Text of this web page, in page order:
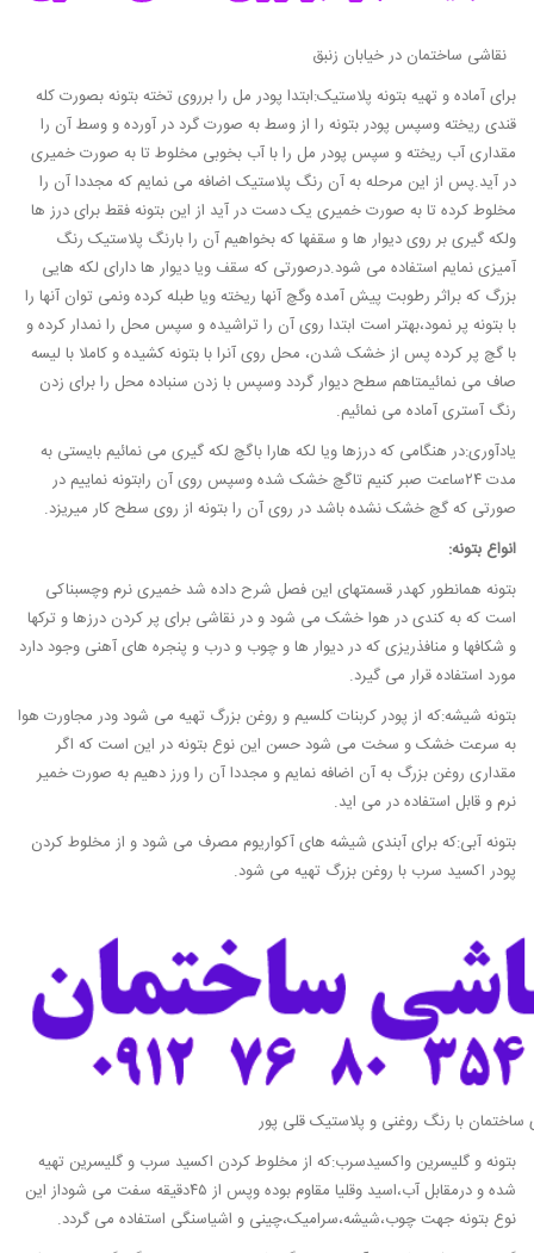
نقاشی ساختمان در خیابان زنبق
برای آماده و تهیه بتونه پلاستیک:ابتدا پودر مل را برروی تخته بتونه بصورت کله
قندی ریخته وسپس پودر بتونه را از وسط به صورت گرد در آورده و وسط آن را
مقداری آب ریخته و سپس پودر مل را با آب بخوبی مخلوط تا به صورت خمیری
در آید.پس از این مرحله به آن رنگ پلاستیک اضافه می نمایم که مجددا آن را
مخلوط کرده تا به صورت خمیری یک دست در آید از این بتونه فقط برای درز ها
ولکه گیری بر روی دیوار ها و سقفها که بخواهیم آن را بارنگ پلاستیک رنگ
آمیزی نمایم استفاده می شود.درصورتی که سقف ویا دیوار ها دارای لکه هایی
بزرگ که براثر رطوبت پیش آمده وگچ آنها ریخته ویا طبله کرده ونمی توان آنها را
با بتونه پر نمود،بهتر است ابتدا روی آن را تراشیده و سپس محل را نمدار کرده و
با گچ پر کرده پس از خشک شدن، محل روی آنرا با بتونه کشیده و کاملا با لیسه
صاف می نمائیمتاهم سطح دیوار گردد وسپس با زدن سنباده محل را برای زدن
رنگ آستری آماده می نمائیم.
یادآوری:در هنگامی که درزها ویا لکه هارا باگچ لکه گیری می نمائیم بایستی به
مدت ۲۴ساعت صبر کنیم تاگچ خشک شده وسپس روی آن رابتونه نماییم در
صورتی که گچ خشک نشده باشد در روی آن را بتونه از روی سطح کار میریزد.
انواع بتونه:
بتونه همانطور کهدر قسمتهای این فصل شرح داده شد خمیری نرم وچسبناکی
است که به کندی در هوا خشک می شود و در نقاشی برای پر کردن درزها و ترکها
و شکافها و منافذریزی که در دیوار ها و چوب و درب و پنجره های آهنی وجود دارد
مورد استفاده قرار می گیرد.
بتونه شیشه:که از پودر کربنات کلسیم و روغن بزرگ تهیه می شود ودر مجاورت هوا
به سرعت خشک و سخت می شود حسن این نوع بتونه در این است که اگر
مقداری روغن بزرگ به آن اضافه نمایم و مجددا آن را ورز دهیم به صورت خمیر
نرم و قابل استفاده در می اید.
بتونه آبی:که برای آبندی شیشه های آکواریوم مصرف می شود و از مخلوط کردن
پودر اکسید سرب با روغن بزرگ تهیه می شود.
ساختمان با رنگ روغنی و پلاستیک قلی پور
بتونه و گلیسرین واکسیدسرب:که از مخلوط کردن اکسید سرب و گلیسرین تهیه
شده و درمقابل آب،اسید وقلیا مقاوم بوده وپس از ۴۵دقیقه سفت می شوداز این
نوع بتونه جهت چوب،شیشه،سرامیک،چینی و اشیاسنگی استفاده می گردد.